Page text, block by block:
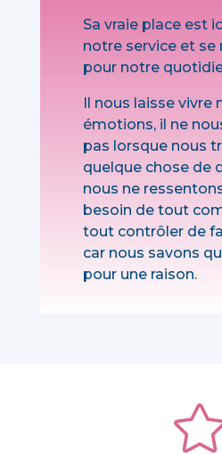
Sa vraie place est
notre service et se
pour notre
Il nous laisse vivre
émotions, il ne
pas lorsque nous
quelque chose de
nous ne
besoin de tout
tout contrôler de
car nous savons
pour une raison.